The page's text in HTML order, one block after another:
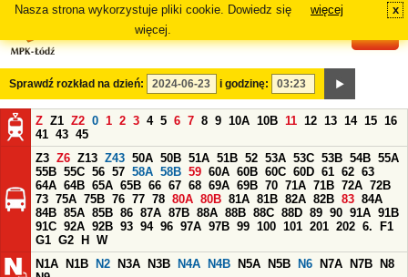
Nasza strona wykorzystuje pliki cookie. Dowiedz się
więcej.
więcej x
Sprawdź rozkład na dzień: i godzinę:
Z Z1 Z2 0 1 2 3 4 5 6 7 8 9 10A 10B 11 12 13 14 15 16
41 43 45
Z3 Z6 Z13 Z43 50A 50B 51A 51B 52 53A 53C 53B 54B 55A
55B 55C 56 57 58A 58B 59 60A 60B 60C 60D 61 62 63
64A 64B 65A 65B 66 67 68 69A 69B 70 71A 71B 72A 72B
73 75A 75B 76 77 78 80A 80B 81A 81B 82A 82B 83 84A
84B 85A 85B 86 87A 87B 88A 88B 88C 88D 89 90 91A 91B
91C 92A 92B 93 94 96 97A 97B 99 100 101 201 202 6.
F1
G1 G2 H
W
N1A
N1B N2 N3A N3B N4A N4B N5A N5B N6 N7A N7B
N8